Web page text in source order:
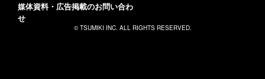
媒体資料・広告掲載のお問い合わ
せ
© TSUMIKI INC. ALL RIGHTS RESERVED.